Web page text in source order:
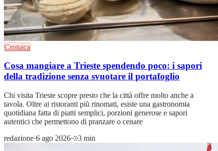
Cronaca
Cosa mangiare a Trieste spendendo poco: i sapori
della tradizione senza svuotare il portafoglio
Chi visita Trieste scopre presto che la città offre molto anche a
tavola. Oltre ai ristoranti più rinomati, esiste una gastronomia
quotidiana fatta di piatti semplici, porzioni generose e sapori
autentici che permettono di pranzare o cenare
redazione·6 ago 2026· 3 min